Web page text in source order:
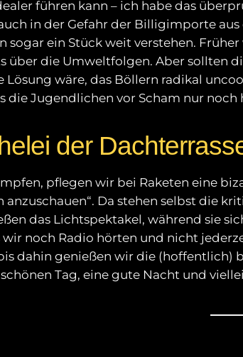
führen kann – ich habe das
in der Gefahr der Billigimporte
sogar ein Stück weit verstehen.
über die Umweltfolgen. Aber sollten
wäre, das Böllern radikal
die Jugendlichen vor Scham nur
der
pflegen wir bei Raketen eine
anzuschauen“. Da stehen selbst die
das Lichtspektakel, während sie
wir noch Radio hörten und nicht
dahin genießen wir die
Tag, eine gute Nacht und